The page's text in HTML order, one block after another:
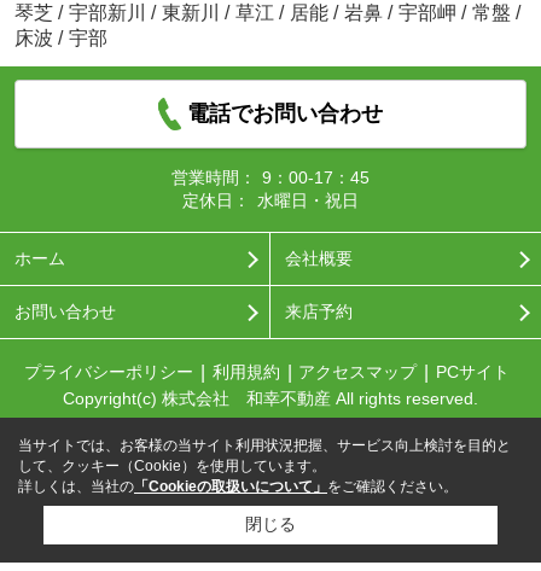
琴芝 / 宇部新川 / 東新川 / 草江 / 居能 / 岩鼻 / 宇部岬 / 常盤 /
床波 / 宇部
電話でお問い合わせ
営業時間：
9：00-17：45
定休日：
水曜日・祝日
ホーム 会社概要
お問い合わせ 来店予約
プライバシーポリシー 利用規約 アクセスマップ
PCサイト
Copyright(c) 株式会社 和幸不動産 All rights reserved.
当サイトでは、お客様の当サイト利用状況把握、サービス向上検討を目的と
して、クッキー（Cookie）を使用しています。
詳しくは、当社の 「Cookieの取扱いについて」 をご確認ください。
閉じる